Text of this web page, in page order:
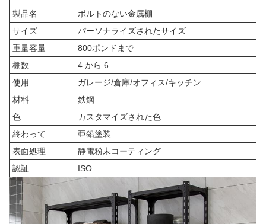
製品名
ボルトのない金属棚
サイズ
パーソナライズされたサイズ
重量容量
800ポンドまで
棚数
4 から 6
使用
ガレージ/倉庫/オフィス/キッチン
材料
鉄鋼
色
カスタマイズされた色
終わって
亜鉛塗装
表面処理
静電粉末コーティング
認証
ISO